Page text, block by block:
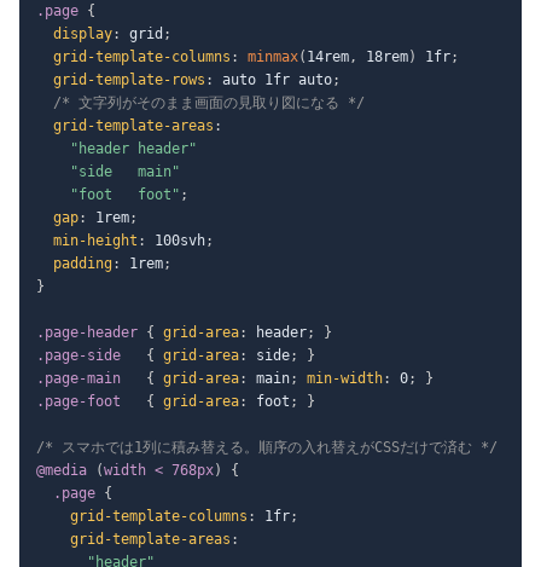
.page {
display: grid ;
grid-template-columns : minmax( 14rem, 18rem) 1fr;
grid-template-rows : auto 1fr auto;
/* 文字列がそのまま画面の見取り図になる */
grid-template-areas :
"header header"
"side   main"
"foot   foot" ;
gap: 1rem;
min-height : 100svh;
padding: 1rem;
}
.page-header { grid-area: header;
}
.page-side
{ grid-area: side;
}
.page-main
{ grid-area: main; min-width: 0;
}
.page-foot
{ grid-area: foot ; }
/* スマホでは1列に積み替える。順序の入れ替えがCSSだけで済む */
@media
(width < 768px)
{
.page {
grid-template-columns : 1fr;
grid-template-areas :
"header"